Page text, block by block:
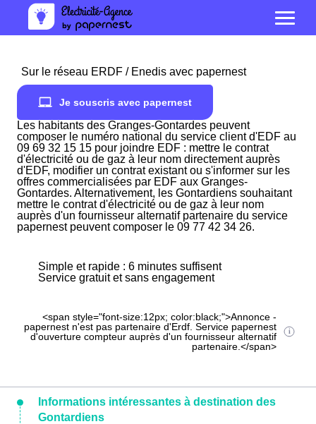
Sur le réseau ERDF / Enedis avec papernest
Je souscris avec papernest
Les habitants des Granges-Gontardes peuvent
composer le numéro national du service client d'EDF au
09 69 32 15 15 pour joindre EDF : mettre le contrat
d'électricité ou de gaz à leur nom directement auprès
d'EDF, modifier un contrat existant ou s'informer sur les
offres commercialisées par EDF aux Granges-
Gontardes. Alternativement, les Gontardiens souhaitant
mettre le contrat d'électricité ou de gaz à leur nom
auprès d'un fournisseur alternatif partenaire du service
papernest peuvent composer le 09 77 42 34 26.
Simple et rapide : 6 minutes suffisent
Service gratuit et sans engagement
<span style="font-size:12px; color:black;">Annonce -
papernest n'est pas partenaire d'Erdf. Service papernest
d'ouverture compteur auprès d'un fournisseur alternatif
partenaire.</span>
Informations intéressantes à destination des
Gontardiens